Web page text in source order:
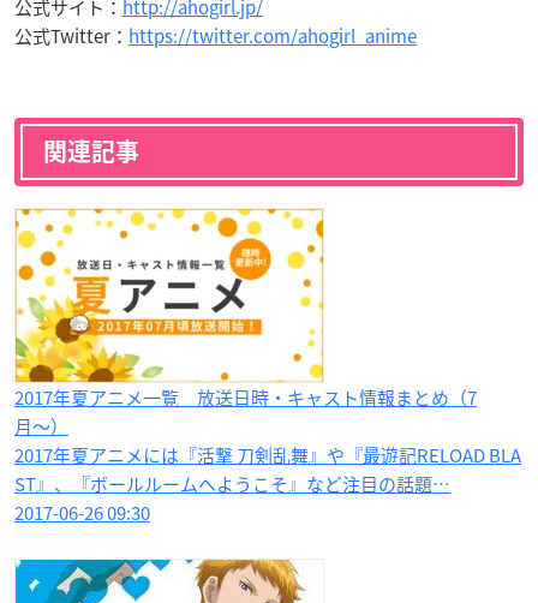
公式サイト： http://ahogirl.jp/
公式Twitter： https://twitter.com/ahogirl_anime
関連記事
2017年夏アニメ一覧 放送日時・キャスト情報まとめ（7
月〜）
2017年夏アニメには『活撃 刀剣乱舞』や『最遊記RELOAD BLA
ST』、『ボールルームへようこそ』など注目の話題…
2017-06-26 09:30